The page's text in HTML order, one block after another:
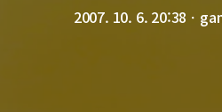
2007. 10. 6. 20:38 ㆍ